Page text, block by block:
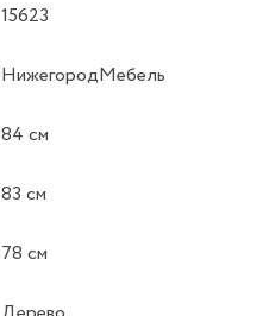
15623
НижегородМебель
84 см
83 см
78 см